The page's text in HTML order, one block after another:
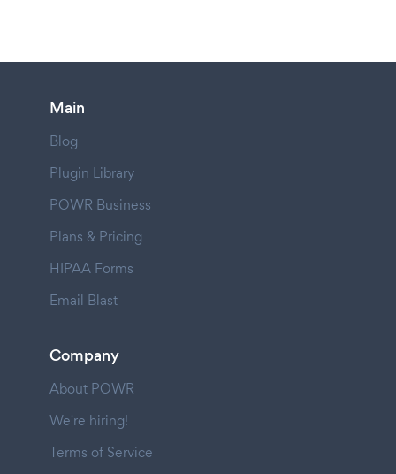
Main
Blog
Plugin Library
POWR Business
Plans & Pricing
HIPAA Forms
Email Blast
Company
About POWR
We're hiring!
Terms of Service